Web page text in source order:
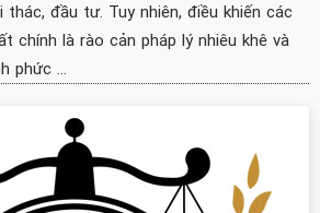
thác, đầu tư. Tuy nhiên, điều khiến các
chính là rào cản pháp lý nhiêu khê và
phức ...